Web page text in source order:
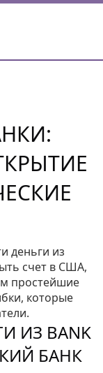
деньги из
счет в США,
простейшие
которые
ИЗ BANK
БАНК